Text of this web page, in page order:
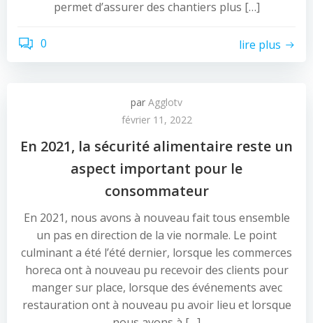
permet d’assurer des chantiers plus […]
0 lire plus
par Agglotv
février 11, 2022
En 2021, la sécurité alimentaire reste un
aspect important pour le
consommateur
En 2021, nous avons à nouveau fait tous ensemble
un pas en direction de la vie normale. Le point
culminant a été l’été dernier, lorsque les commerces
horeca ont à nouveau pu recevoir des clients pour
manger sur place, lorsque des événements avec
restauration ont à nouveau pu avoir lieu et lorsque